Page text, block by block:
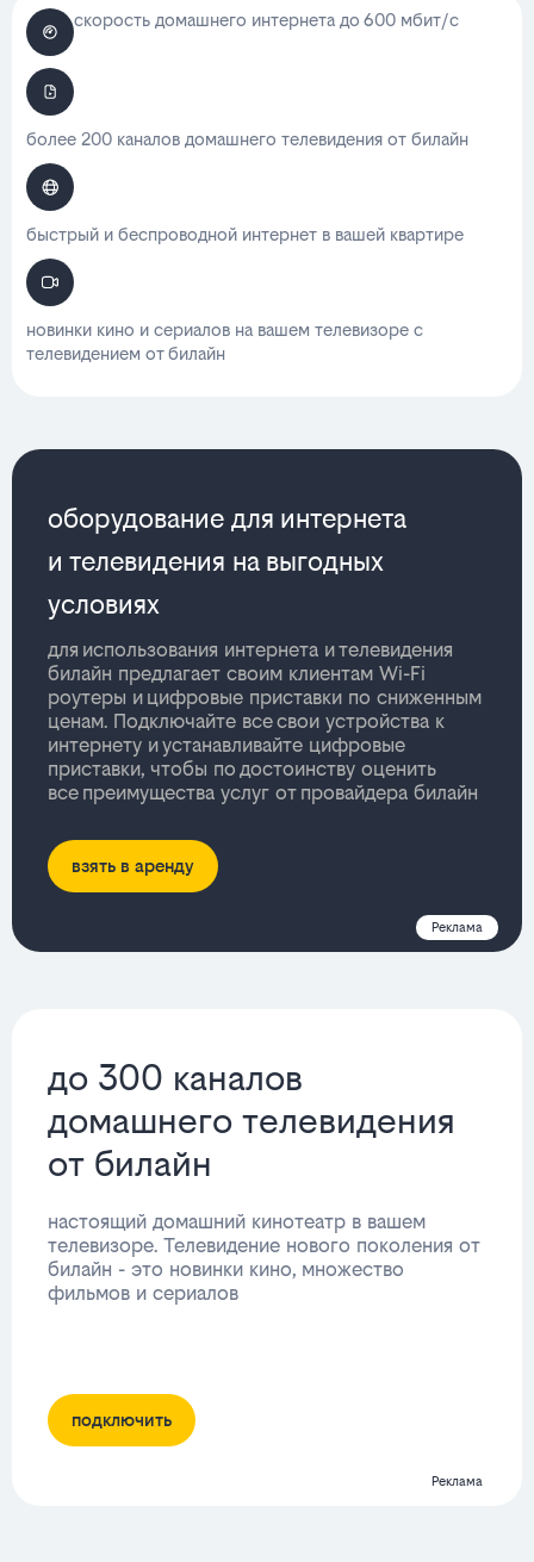
скорость домашнего интернета до 600 мбит/с
более 200 каналов домашнего телевидения от билайн
быстрый и беспроводной интернет в вашей квартире
новинки кино и сериалов на вашем телевизоре с
телевидением от билайн
оборудование для интернета
и телевидения на выгодных
условиях
для использования интернета и телевидения
билайн предлагает своим клиентам Wi-Fi
роутеры и цифровые приставки по сниженным
ценам. Подключайте все свои устройства к
интернету и устанавливайте цифровые
приставки, чтобы по достоинству оценить
все преимущества услуг от провайдера билайн
взять в аренду
Реклама
до 300 каналов
домашнего телевидения
от билайн
настоящий домашний кинотеатр в вашем
телевизоре. Телевидение нового поколения от
билайн - это новинки кино, множество
фильмов и сериалов
подключить
Реклама